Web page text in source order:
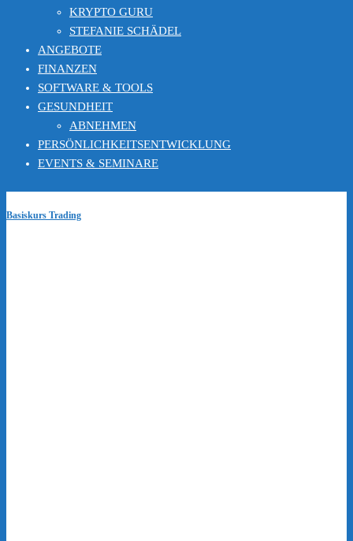
KRYPTO GURU
STEFANIE SCHÄDEL
ANGEBOTE
FINANZEN
SOFTWARE & TOOLS
GESUNDHEIT
ABNEHMEN
PERSÖNLICHKEITSENTWICKLUNG
EVENTS & SEMINARE
Basiskurs Trading